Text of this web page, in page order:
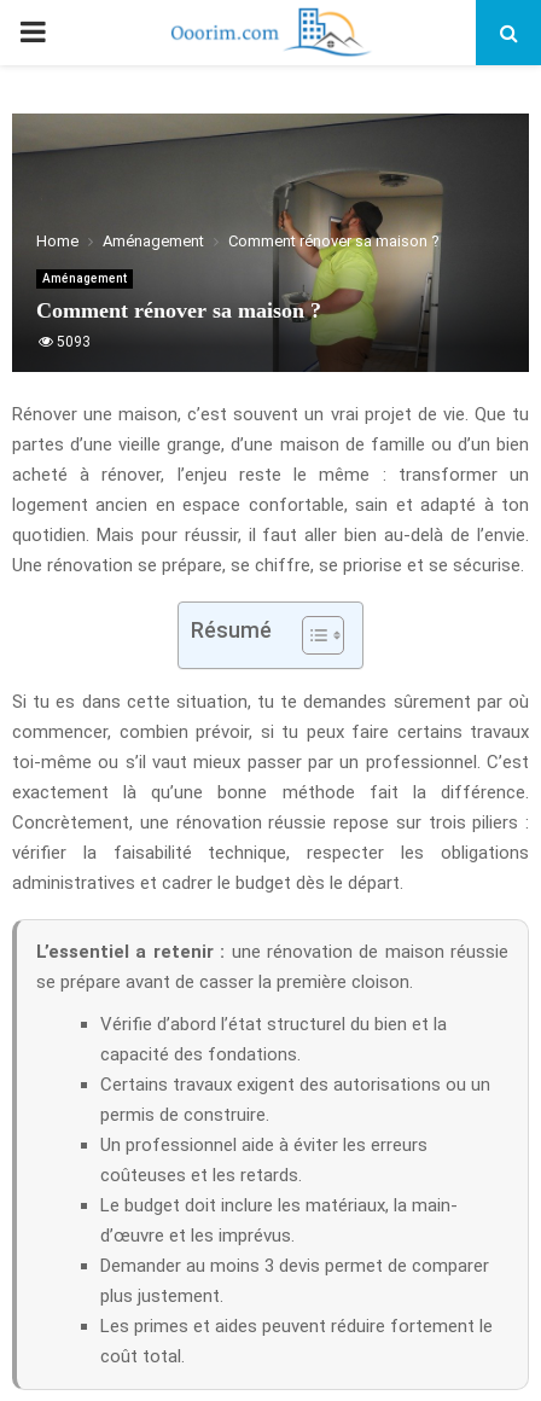
PRIMARY
Home Aménagement Comment rénover sa maison ?
Aménagement
Comment rénover sa maison ?
5093
Rénover une maison, c’est souvent un vrai projet de vie. Que tu
partes d’une vieille grange, d’une maison de famille ou d’un bien
acheté à rénover, l’enjeu reste le même : transformer un
logement ancien en espace confortable, sain et adapté à ton
quotidien. Mais pour réussir, il faut aller bien au-delà de l’envie.
Une rénovation se prépare, se chiffre, se priorise et se sécurise.
Résumé
Si tu es dans cette situation, tu te demandes sûrement par où
commencer, combien prévoir, si tu peux faire certains travaux
toi-même ou s’il vaut mieux passer par un professionnel. C’est
exactement là qu’une bonne méthode fait la différence.
Concrètement, une rénovation réussie repose sur trois piliers :
vérifier la faisabilité technique, respecter les obligations
administratives et cadrer le budget dès le départ.
L’essentiel a retenir : une rénovation de maison réussie
se prépare avant de casser la première cloison.
Vérifie d’abord l’état structurel du bien et la
capacité des fondations.
Certains travaux exigent des autorisations ou un
permis de construire.
Un professionnel aide à éviter les erreurs
coûteuses et les retards.
Le budget doit inclure les matériaux, la main-
d’œuvre et les imprévus.
Demander au moins 3 devis permet de comparer
plus justement.
Les primes et aides peuvent réduire fortement le
coût total.